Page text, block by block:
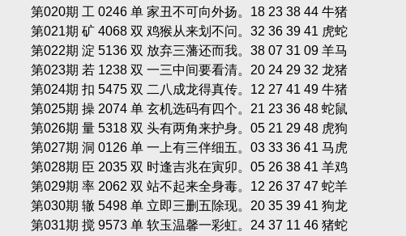
第020期 工 0246 单 家丑不可向外扬。18 23 38 44 牛猪
第021期 矿 4068 双 鸡猴从来划不问。32 36 39 41 虎蛇
第022期 淀 5136 双 放弃三藩还而我。38 07 31 09 羊马
第023期 若 1238 双 一三中间要看清。20 24 29 32 龙猪
第024期 扣 5475 双 二八成龙得真传。12 27 41 49 牛猪
第025期 操 2074 单 玄机选码有四个。21 23 36 48 蛇鼠
第026期 量 5318 双 头有两角来护身。05 21 29 48 虎狗
第027期 洞 0126 单 一上有三伴细五。03 33 36 41 马虎
第028期 臣 2035 双 时逢吉兆在寅卯。05 26 38 41 羊鸡
第029期 率 2062 双 站不起来全身毒。12 26 37 47 蛇羊
第030期 辙 5498 单 立即三删五除现。20 35 39 41 狗龙
第031期 搅 9573 单 软玉温馨一彩虹。24 37 11 46 猪蛇